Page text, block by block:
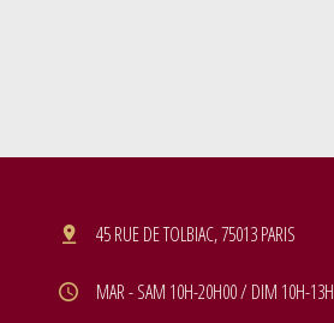
45 RUE DE TOLBIAC, 75013 PARIS
MAR - SAM 10H-20H00 / DIM 10H-13H